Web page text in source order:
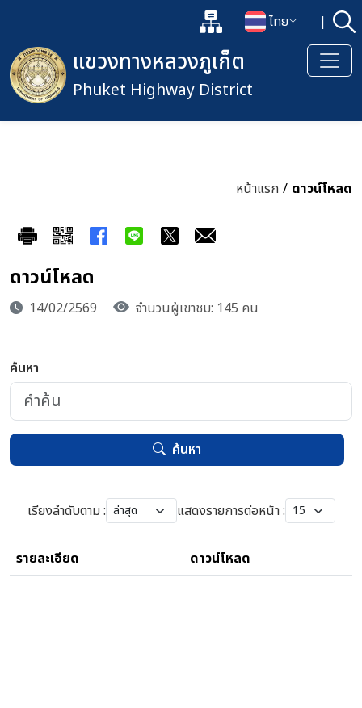
แผนผังเว็บไซต์
เปลี่ยนภาษา
ไทย | ค้
เปิดกล่องค้นหาข้อมูลหลักของเ
แขวงทางหลวงภูเก็ต
Phuket Highway District
หน้าแรก / ดาวน์โหลด
ดาวน์โหลด
14/02/2569 จำนวนผู้เขาชม: 145 คน
ค้นหา
ค้นหา
เรียงลำดับตาม : แสดงรายการต่อหน้า :
รายละเอียด ดาวน์โหลด